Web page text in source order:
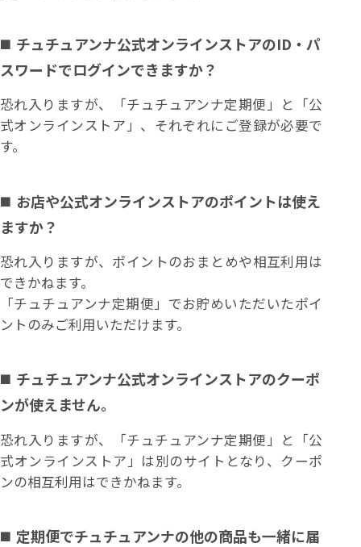
チュチュアンナ公式オンラインストアのID・パ
スワードでログインできますか？
恐れ入りますが、「チュチュアンナ定期便」と「公
式オンラインストア」、それぞれにご登録が必要で
す。
お店や公式オンラインストアのポイントは使え
ますか？
恐れ入りますが、ポイントのおまとめや相互利用は
できかねます。
「チュチュアンナ定期便」でお貯めいただいたポイ
ントのみご利用いただけます。
チュチュアンナ公式オンラインストアのクーポ
ンが使えません。
恐れ入りますが、「チュチュアンナ定期便」と「公
式オンラインストア」は別のサイトとなり、クーポ
ンの相互利用はできかねます。
定期便でチュチュアンナの他の商品も一緒に届